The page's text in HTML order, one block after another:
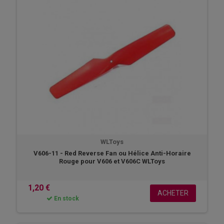
WLToys
V606-11 - Red Reverse Fan ou Hélice Anti-Horaire
Rouge pour V606 et V606C WLToys
1,20 €
En stock
ACHETER